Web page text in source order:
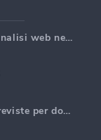
Top 5 caratteristiche del software di analisi web nel 2025
Principali 5 tendenze di analisi web previste per dominare nel 2025